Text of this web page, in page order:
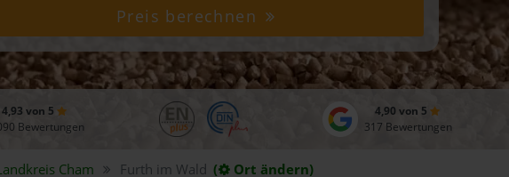
Preis berechnen
4,93 von 5
Bewertungen
4,90 von 5
317 Bewertungen
Cham Furth im Wald ( Ort ändern)